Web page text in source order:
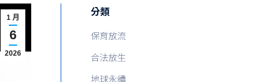
1 月
6
2026
分類
保育放流
合法放生
地球永續